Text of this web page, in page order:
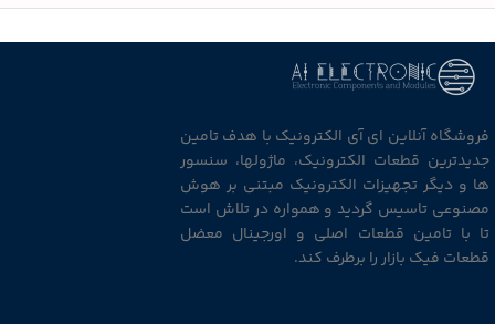
فروشگاه آنلاین ای آی الکترونیک با هدف تامین
جدیدترین قطعات الکترونیک، ماژولها، سنسور
ها و دیگر تجهیزات الکترونیک مبتنی بر هوش
مصنوعی تاسیس گردید و همواره در تلاش است
تا با تامین قطعات اصلی و اورجینال معضل
قطعات فیک بازار را برطرف کند.